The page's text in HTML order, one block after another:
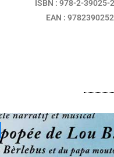
ISBN : 978-2-39025-
EAN :